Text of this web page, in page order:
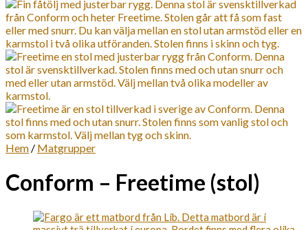
Hem / Matgrupper
Conform – Freetime (stol)